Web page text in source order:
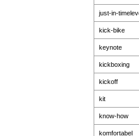
just-in-
kick-bike
keynote
kickboxing
kickoff
kit
know-how
komfortabel